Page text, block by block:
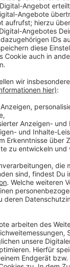
auf dem
bleiben!
mehr - mit
Newsletter.
neuesten
informieren dich.
Newsletter
uns etwas
Studio Hotline
Kontaktformular